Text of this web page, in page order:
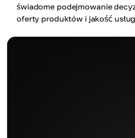
świadome podejmowanie
oferty produktów i jakość